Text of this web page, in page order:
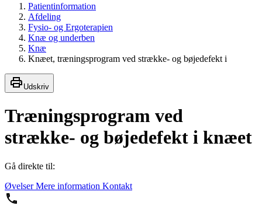
Patientinformation
Afdeling
Fysio- og Ergoterapien
Knæ og underben
Knæ
Knæet, træningsprogram ved strække- og bøjedefekt i
Udskriv
Træningsprogram ved
strække- og bøjedefekt i knæet
Gå direkte til:
ØvelserMere information Kontakt